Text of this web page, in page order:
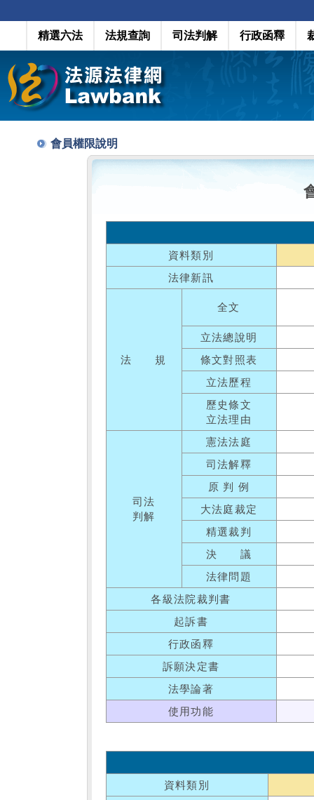
精選六法 法規查詢 司法判解 行政函釋
會員權限說明
資料類別
法律新訊
法 規
全文
立法總說明
條文對照表
立法歷程
歷史條文
立法理由
司法
判解
憲法法庭
司法解釋
原 判 例
大法庭裁定
精選裁判
決 議
法律問題
各級法院裁判書
起訴書
行政函釋
訴願決定書
法學論著
使用功能
資料類別